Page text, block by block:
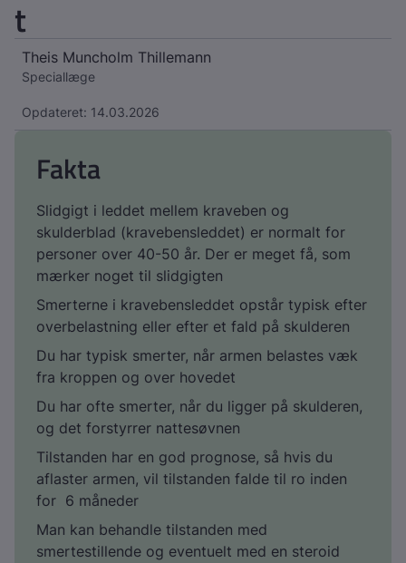
t
Theis Muncholm Thillemann
Speciallæge
Opdateret: 14.03.2026
Fakta
Slidgigt i leddet mellem kraveben og
skulderblad (kravebensleddet) er normalt for
personer over 40-50 år. Der er meget få, som
mærker noget til slidgigten
Smerterne i kravebensleddet opstår typisk efter
overbelastning eller efter et fald på skulderen
Du har typisk smerter, når armen belastes væk
fra kroppen og over hovedet
Du har ofte smerter, når du ligger på skulderen,
og det forstyrrer nattesøvnen
Tilstanden har en god prognose, så hvis du
aflaster armen, vil tilstanden falde til ro inden
for 6 måneder
Man kan behandle tilstanden med
smertestillende og eventuelt med en steroid